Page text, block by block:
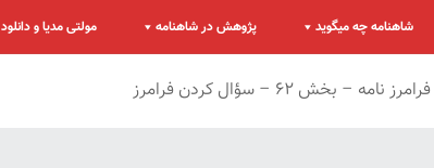
شاهنامه چه میگوید پژوهش در شاهنامه مولتی مدیا و دانلود
فرامرز نامه – بخش ۶۲ – سؤال کردن فرامرز